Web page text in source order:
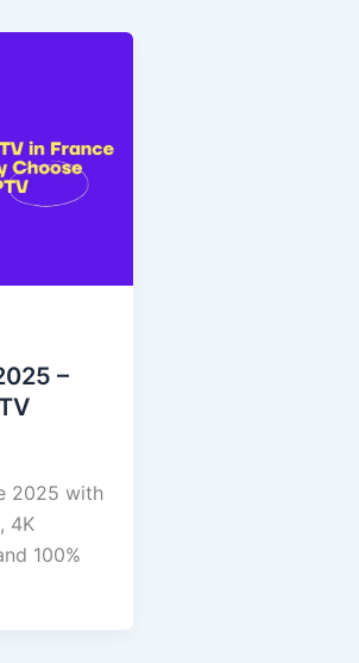
–
2025 with
4K
100%